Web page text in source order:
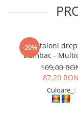
-20%
Pantaloni
bumbac -
109,00
87,20 RON
Culoare_: